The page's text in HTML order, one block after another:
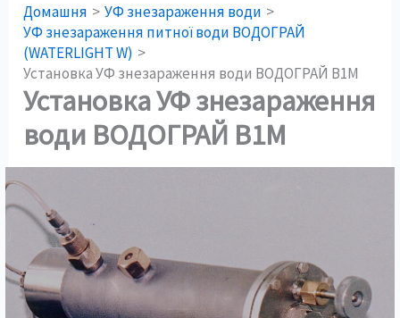
Домашня
УФ знезараження води
УФ знезараження питної води ВОДОГРАЙ
(WATERLIGHT W)
Установка УФ знезараження води ВОДОГРАЙ В1М
Установка УФ знезараження
води ВОДОГРАЙ В1М